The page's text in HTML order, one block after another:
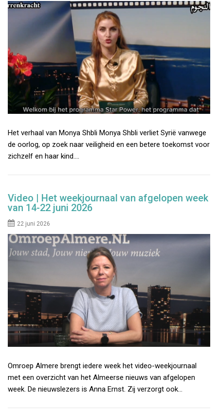
Het verhaal van Monya Shbli Monya Shbli verliet Syrië vanwege
de oorlog, op zoek naar veiligheid en een betere toekomst voor
zichzelf en haar kind.…
Video | Het weekjournaal van afgelopen week
van 14-22 juni 2026
22 juni 2026
Omroep Almere brengt iedere week het video-weekjournaal
met een overzicht van het Almeerse nieuws van afgelopen
week. De nieuwslezers is Anna Ernst. Zij verzorgt ook…